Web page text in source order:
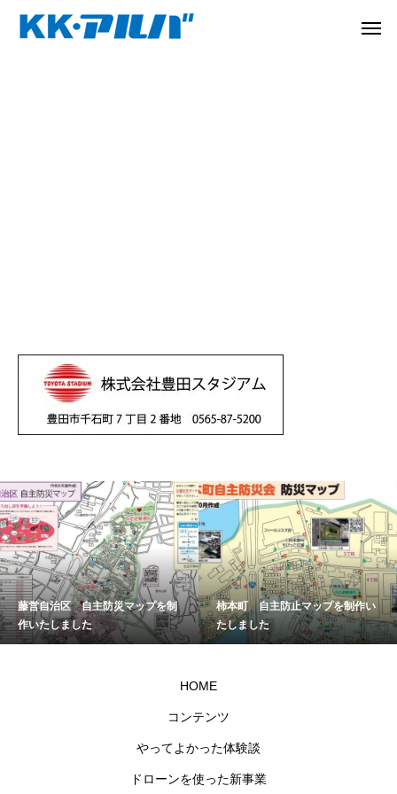
藤営自治区 自主防災マップを制
作いたしました
柿本町 自主防止マップを制作い
たしました
HOME
コンテンツ
やってよかった体験談
ドローンを使った新事業